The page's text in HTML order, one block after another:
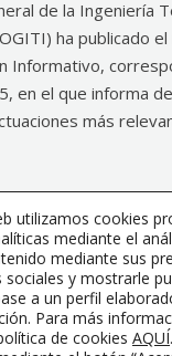
de la Ingeniería
ha publicado
Informativo,
en el que informa
más
puedes
.
2015 Noticias By
utilizamos cookies
mediante el
mediante sus
y mostrarle
a un perfil
Para más
de cookies AQUÍ